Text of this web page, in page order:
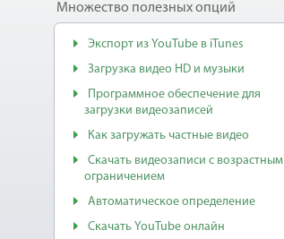
Множество полезных опций
Экспорт из YouTube в iTunes
Загрузка видео HD и музыки
Программное обеспечение для
загрузки видеозаписей
Как загружать частные видео
Скачать видеозаписи с возрастным
ограничением
Автоматическое определение
Скачать YouTube онлайн